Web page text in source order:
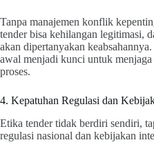
Tanpa manajemen konflik
tender bisa kehilangan legitimasi,
akan dipertanyakan
awal menjadi kunci untuk
proses.
4. Kepatuhan Regulasi dan
Etika tender tidak berdiri sendiri,
regulasi nasional dan kebijakan